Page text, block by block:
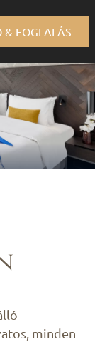
& FOGLALÁS
minden